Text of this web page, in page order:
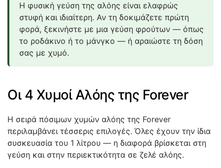
Η φυσική γεύση της αλόης είναι ελαφρώς
στυφή και ιδιαίτερη. Αν τη δοκιμάζετε πρώτη
φορά, ξεκινήστε με μια γεύση φρούτων — όπως
το ροδάκινο ή το μάνγκο — ή αραιώστε τη δόση
σας με χυμό.
Οι 4 Χυμοί Αλόης της Forever
Η σειρά πόσιμων χυμών αλόης της Forever
περιλαμβάνει τέσσερις επιλογές. Όλες έχουν την ίδια
συσκευασία του 1 λίτρου — η διαφορά βρίσκεται στη
γεύση και στην περιεκτικότητα σε ζελέ αλόης.